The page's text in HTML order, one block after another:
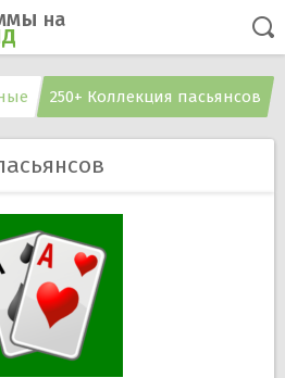
на
250+ Коллекция пасьянсов